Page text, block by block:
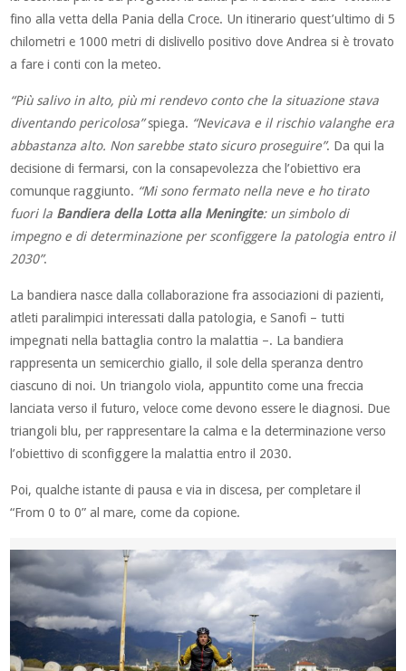
fino alla vetta della Pania della Croce. Un itinerario quest’ultimo di 5
chilometri e 1000 metri di dislivello positivo dove Andrea si è trovato
a fare i conti con la meteo.
“Più salivo in alto, più mi rendevo conto che la situazione stava
diventando pericolosa”spiega. “Nevicava e il rischio valanghe era
abbastanza alto. Non sarebbe stato sicuro proseguire”. Da qui la
decisione di fermarsi, con la consapevolezza che l’obiettivo era
comunque raggiunto. “Mi sono fermato nella neve e ho tirato
fuori la Bandiera della Lotta alla Meningite: un simbolo di
impegno e di determinazione per sconfiggere la patologia entro il
2030”.
La bandiera nasce dalla collaborazione fra associazioni di pazienti,
atleti paralimpici interessati dalla patologia, e Sanofi – tutti
impegnati nella battaglia contro la malattia –. La bandiera
rappresenta un semicerchio giallo, il sole della speranza dentro
ciascuno di noi. Un triangolo viola, appuntito come una freccia
lanciata verso il futuro, veloce come devono essere le diagnosi. Due
triangoli blu, per rappresentare la calma e la determinazione verso
l’obiettivo di sconfiggere la malattia entro il 2030.
Poi, qualche istante di pausa e via in discesa, per completare il
“From 0 to 0” al mare, come da copione.